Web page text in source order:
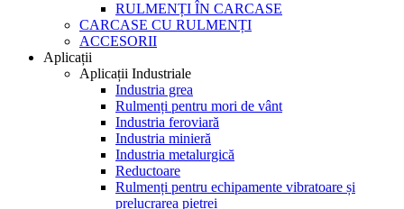
RULMENȚI ÎN CARCASE
CARCASE CU RULMENȚI
ACCESORII
Aplicații
Aplicații Industriale
Industria grea
Rulmenți pentru mori de vânt
Industria feroviară
Industria minieră
Industria metalurgică
Reductoare
Rulmenți pentru echipamente vibratoare și
prelucrarea pietrei